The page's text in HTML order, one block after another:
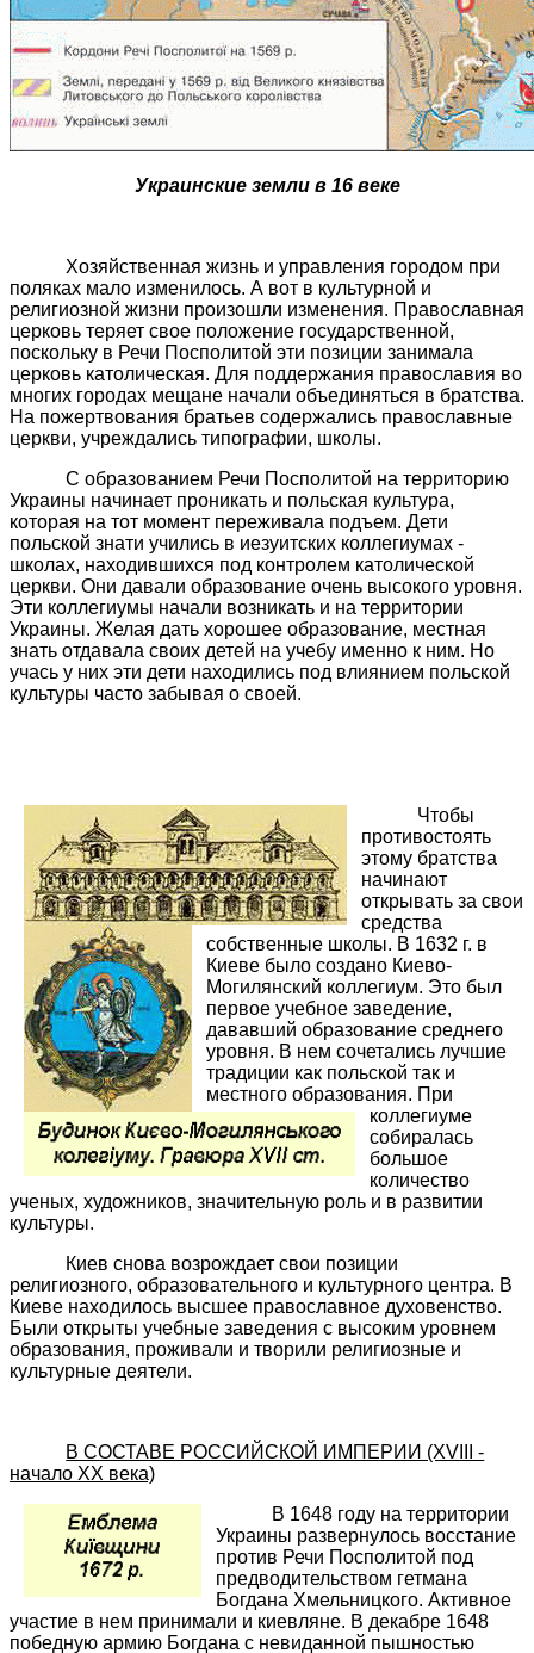
Украинские земли в 16 веке
Хозяйственная жизнь и управления городом при
поляках мало изменилось. А вот в культурной и
религиозной жизни произошли изменения. Православная
церковь теряет свое положение государственной,
поскольку в Речи Посполитой эти позиции занимала
церковь католическая. Для поддержания православия во
многих городах мещане начали объединяться в братства.
На пожертвования братьев содержались православные
церкви, учреждались типографии, школы.
С образованием Речи Посполитой на территорию
Украины начинает проникать и польская культура,
которая на тот момент переживала подъем. Дети
польской знати учились в иезуитских коллегиумах -
школах, находившихся под контролем католической
церкви. Они давали образование очень высокого уровня.
Эти коллегиумы начали возникать и на территории
Украины. Желая дать хорошее образование, местная
знать отдавала своих детей на учебу именно к ним. Но
учась у них эти дети находились под влиянием польской
культуры часто забывая о своей.
Чтобы
противостоять
этому братства
начинают
открывать за свои
средства
собственные школы. В 1632 г. в
Киеве было создано Киево-
Могилянский коллегиум. Это был
первое учебное заведение,
дававший образование среднего
уровня. В нем сочетались лучшие
традиции как польской так и
местного образования. При
коллегиуме
собиралась
большое
количество
ученых, художников, значительную роль и в развитии
культуры.
Киев снова возрождает свои позиции
религиозного, образовательного и культурного центра. В
Киеве находилось высшее православное духовенство.
Были открыты учебные заведения с высоким уровнем
образования, проживали и творили религиозные и
культурные деятели.
В СОСТАВЕ РОССИЙСКОЙ ИМПЕРИИ (XVIII -
начало ХХ века)
В 1648 году на территории
Украины развернулось восстание
против Речи Посполитой под
предводительством гетмана
Богдана Хмельницкого. Активное
участие в нем принимали и киевляне. В декабре 1648
победную армию Богдана с невиданной пышностью